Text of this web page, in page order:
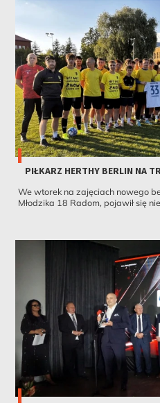
PIŁKARZ HERTHY BERLIN NA
We wtorek na zajęciach nowego
Młodzika 18 Radom, pojawił się